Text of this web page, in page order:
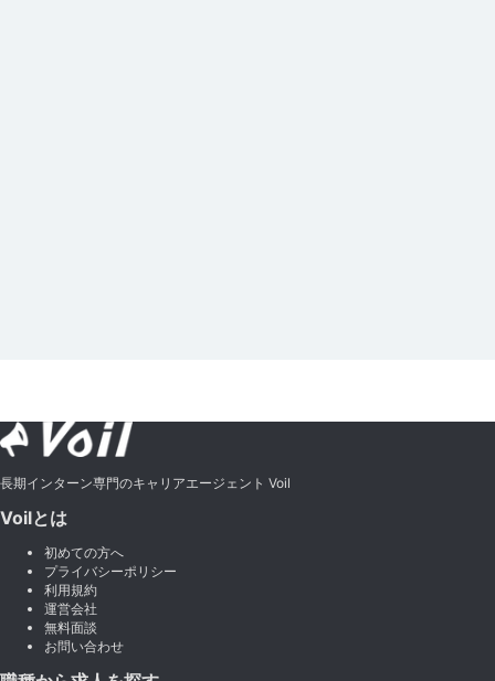
長期インターン専門のキャリアエージェント Voil
Voilとは
初めての方へ
プライバシーポリシー
利用規約
運営会社
無料面談
お問い合わせ